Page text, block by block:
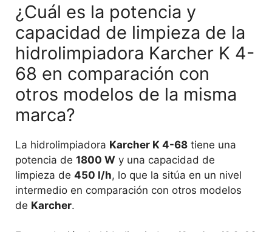
¿Cuál es la potencia y
capacidad de limpieza de la
hidrolimpiadora Karcher K 4-
68 en comparación con
otros modelos de la misma
marca?
La hidrolimpiadora Karcher K 4-68 tiene una
potencia de 1800 W y una capacidad de
limpieza de 450 l/h, lo que la sitúa en un nivel
intermedio en comparación con otros modelos
de Karcher.